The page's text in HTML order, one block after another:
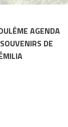
AGENDA
DE